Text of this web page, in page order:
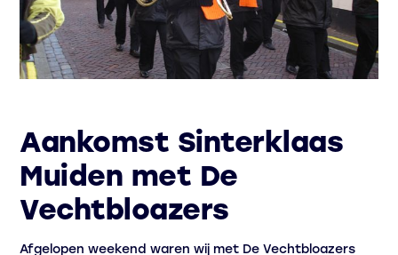
Aankomst Sinterklaas
Muiden met De
Vechtbloazers
Afgelopen weekend waren wij met De Vechtbloazers